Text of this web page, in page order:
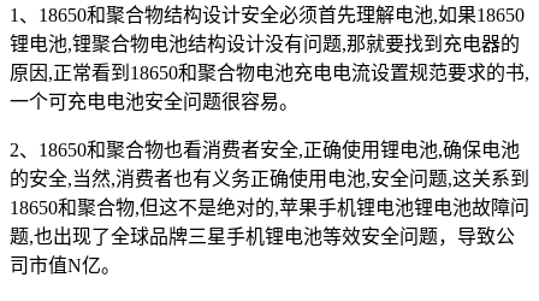
1、18650和聚合物结构设计安全必须首先理解电池,如果18650
锂电池,锂聚合物电池结构设计没有问题,那就要找到充电器的
原因,正常看到18650和聚合物电池充电电流设置规范要求的书,
一个可充电电池安全问题很容易。
2、18650和聚合物也看消费者安全,正确使用锂电池,确保电池
的安全,当然,消费者也有义务正确使用电池,安全问题,这关系到
18650和聚合物,但这不是绝对的,苹果手机锂电池锂电池故障问
题,也出现了全球品牌三星手机锂电池等效安全问题，导致公
司市值N亿。